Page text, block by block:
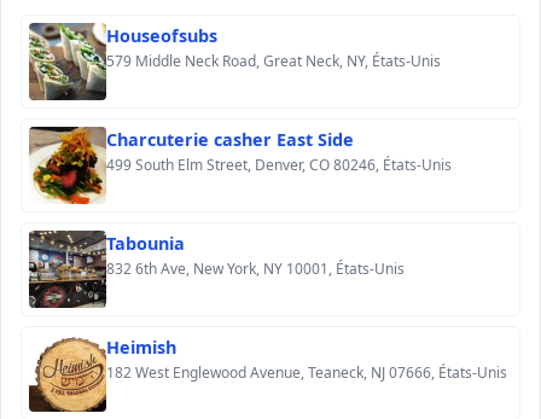
Houseofsubs
579 Middle Neck Road, Great Neck, NY, États-Unis
Charcuterie casher East Side
499 South Elm Street, Denver, CO 80246, États-Unis
Tabounia
832 6th Ave, New York, NY 10001, États-Unis
Heimish
182 West Englewood Avenue, Teaneck, NJ 07666, États-Unis